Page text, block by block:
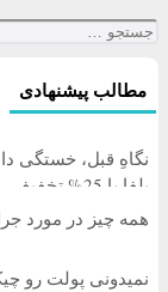
جستجو
برای:
مطالب پیشنهادی
نگاهِ قبل، خستگی
بلفا با 25% تخفیف
همه چیز در مورد
نمیدونی پولت رو